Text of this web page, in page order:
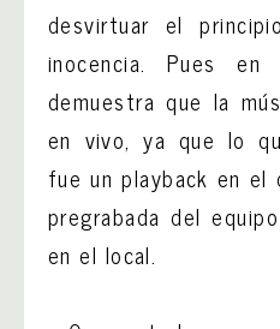
desvirtuar el
inocencia. Pues
demuestra que la
en vivo, ya que lo
fue un playback en el
pregrabada del
en el local.